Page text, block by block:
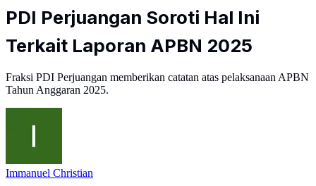
PDI Perjuangan Soroti Hal Ini
Terkait Laporan APBN 2025
Fraksi PDI Perjuangan memberikan catatan atas pelaksanaan APBN
Tahun Anggaran 2025.
Immanuel Christian